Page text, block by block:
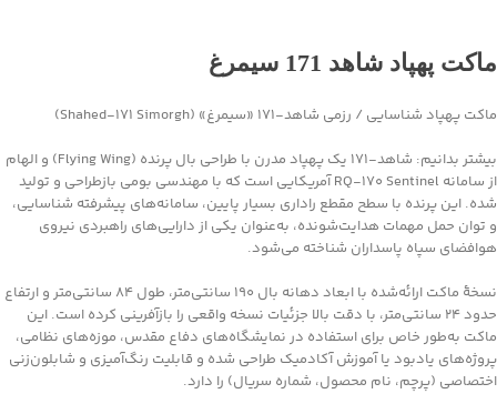
ماکت پهپاد شاهد 171 سیمرغ
ماکت پهپاد شناسایی / رزمی شاهد‑۱۷۱ «سیمرغ» (Shahed‑171 Simorgh)
بیشتر بدانیم: شاهد‑۱۷۱ یک پهپاد مدرن با طراحی بال پرنده (Flying Wing) و الهام
از سامانه RQ‑170 Sentinel آمریکایی است که با مهندسی بومی بازطراحی و تولید
شده. این پرنده با سطح مقطع راداری بسیار پایین، سامانه‌های پیشرفته شناسایی،
و توان حمل مهمات هدایت‌شونده، به‌عنوان یکی از دارایی‌های راهبردی نیروی
هوافضای سپاه پاسداران شناخته می‌شود.
نسخهٔ ماکت ارائه‌شده با ابعاد دهانه بال ۱۹۰ سانتی‌متر، طول ۸۴ سانتی‌متر و ارتفاع
حدود ۲۴ سانتی‌متر، با دقت بالا جزئیات نسخه واقعی را بازآفرینی کرده است. این
ماکت به‌طور خاص برای استفاده در نمایشگاه‌های دفاع مقدس، موزه‌های نظامی،
پروژه‌های یادبود یا آموزش آکادمیک طراحی شده و قابلیت رنگ‌آمیزی و شابلون‌زنی
اختصاصی (پرچم، نام محصول، شماره سریال) را دارد.